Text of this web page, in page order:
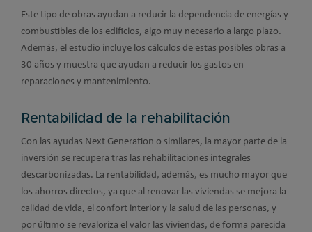
Este tipo de obras ayudan a reducir la dependencia de energías y
combustibles de los edificios, algo muy necesario a largo plazo.
Además, el estudio incluye los cálculos de estas posibles obras a
30 años y muestra que ayudan a reducir los gastos en
reparaciones y mantenimiento.
Rentabilidad de la rehabilitación
Con las ayudas Next Generation o similares, la mayor parte de la
inversión se recupera tras las rehabilitaciones integrales
descarbonizadas. La rentabilidad, además, es mucho mayor que
los ahorros directos, ya que al renovar las viviendas se mejora la
calidad de vida, el confort interior y la salud de las personas, y
por último se revaloriza el valor las viviendas, de forma parecida